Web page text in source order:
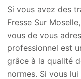
Si vous avez des
Fresse Sur
vous de vous
professionnel est
grâce à la qualité
normes. Si vous